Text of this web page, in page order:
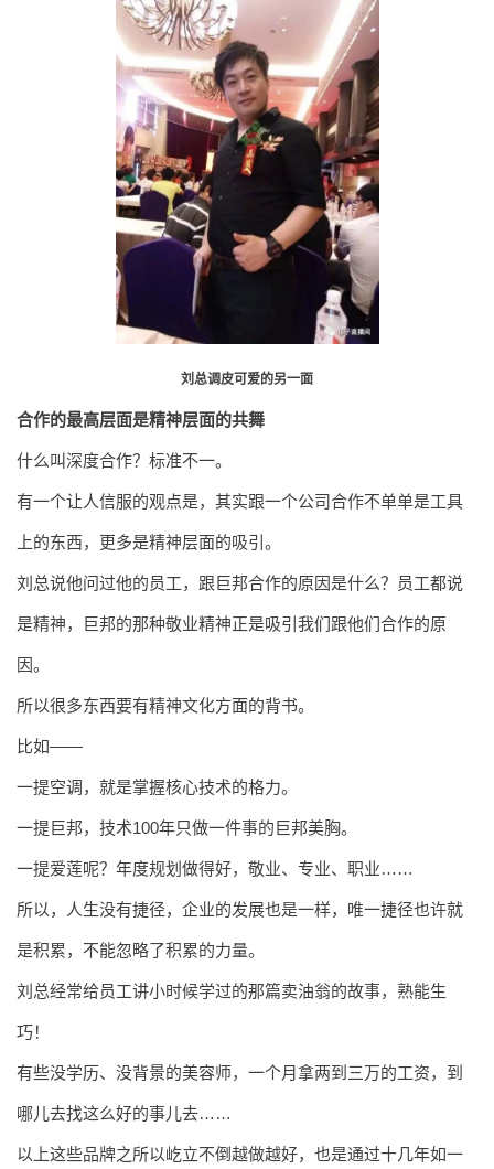
刘总调皮可爱的另一面
合作的最高层面是精神层面的共舞
什么叫深度合作？标准不一。
有一个让人信服的观点是，其实跟一个公司合作不单单是工具
上的东西，更多是精神层面的吸引。
刘总说他问过他的员工，跟巨邦合作的原因是什么？员工都说
是精神，巨邦的那种敬业精神正是吸引我们跟他们合作的原
因。
所以很多东西要有精神文化方面的背书。
比如——
一提空调，就是掌握核心技术的格力。
一提巨邦，技术100年只做一件事的巨邦美胸。
一提爱莲呢？年度规划做得好，敬业、专业、职业……
所以，人生没有捷径，企业的发展也是一样，唯一捷径也许就
是积累，不能忽略了积累的力量。
刘总经常给员工讲小时候学过的那篇卖油翁的故事，熟能生
巧！
有些没学历、没背景的美容师，一个月拿两到三万的工资，到
哪儿去找这么好的事儿去……
以上这些品牌之所以屹立不倒越做越好，也是通过十几年如一